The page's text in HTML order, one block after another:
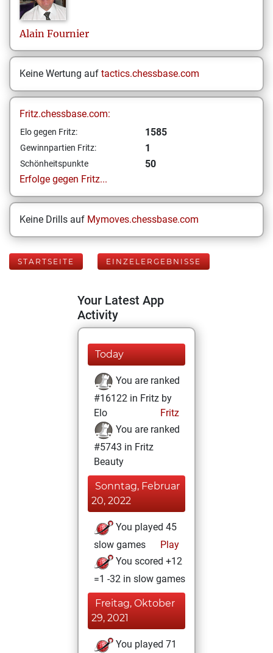
Alain Fournier
Keine Wertung auf tactics.chessbase.com
Fritz.chessbase.com:
Elo gegen Fritz: 1585
Gewinnpartien Fritz: 1
Schönheitspunkte
50
Erfolge gegen Fritz...
Keine Drills auf Mymoves.chessbase.com
STARTSEITE EINZELERGEBNISSE
Your Latest App
Activity
Today
You are ranked
#16122 in Fritz by
Elo
Fritz
You are ranked
#5743 in Fritz
Beauty
Sonntag, Februar
20, 2022
You played 45
slow games
Play
You scored +12
=1 -32 in slow games
Freitag, Oktober
29, 2021
You played 71